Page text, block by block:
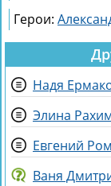
Герои:
Надя
Ваня